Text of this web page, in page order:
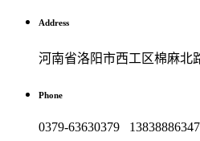
Address
河南省洛阳市西工区棉麻北
Phone
0379-63630379 13838886347